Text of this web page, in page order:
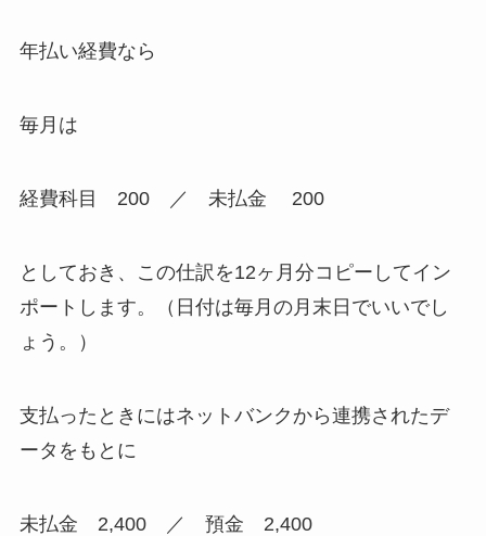
年払い経費なら
毎月は
経費科目 200 ／ 未払金 200
としておき、この仕訳を12ヶ月分コピーしてイン
ポートします。（日付は毎月の月末日でいいでし
ょう。）
支払ったときにはネットバンクから連携されたデ
ータをもとに
未払金 2,400 ／ 預金 2,400